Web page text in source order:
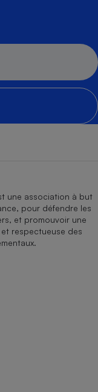
une association à but
pour défendre les
et promouvoir une
respectueuse des